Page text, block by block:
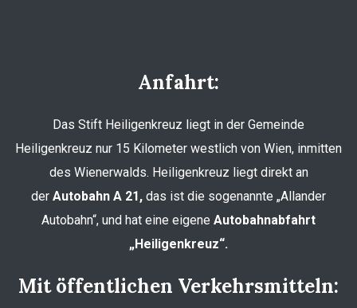
Anfahrt:
Das Stift Heiligenkreuz liegt in der Gemeinde
Heiligenkreuz nur 15 Kilometer westlich von Wien, inmitten
des Wienerwalds. Heiligenkreuz liegt direkt an
der Autobahn A 21, das ist die sogenannte „Allander
Autobahn“, und hat eine eigene Autobahnabfahrt
„Heiligenkreuz“.
Mit öffentlichen Verkehrsmitteln: